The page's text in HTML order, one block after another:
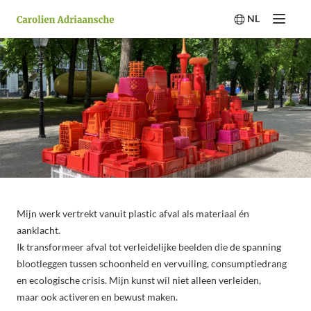
Menu
NL
Switch
Mijn werk vertrekt vanuit plastic afval als materiaal én
aanklacht.
Ik transformeer afval tot verleidelijke beelden die de spanning
blootleggen tussen schoonheid en vervuiling, consumptiedrang
en ecologische crisis. Mijn kunst wil niet alleen verleiden,
maar ook activeren en bewust maken.